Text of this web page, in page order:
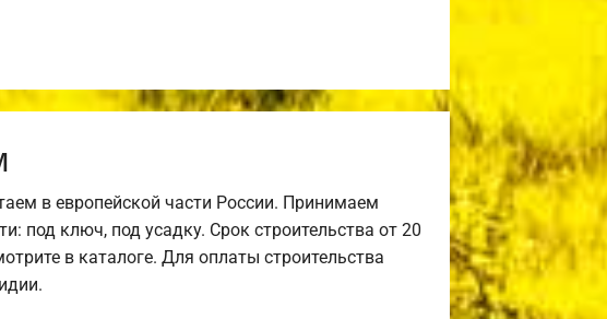
в европейской части России. Принимаем
под ключ, под усадку. Срок строительства от 20
в каталоге. Для оплаты строительства